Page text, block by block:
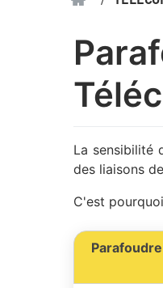
La sensibilité
des liaisons
C'est